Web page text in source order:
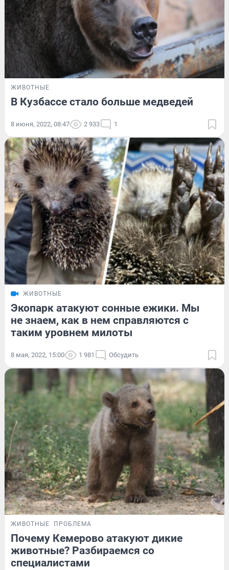
ЖИВОТНЫЕ
В Кузбассе стало больше медведей
8 июня, 2022, 08:47 2 933 1
ЖИВОТНЫЕ
Экопарк атакуют сонные ежики. Мы
не знаем, как в нем справляются с
таким уровнем милоты
8 мая, 2022, 15:00 1 981 Обсудить
ЖИВОТНЫЕ ПРОБЛЕМА
Почему Кемерово атакуют дикие
животные? Разбираемся со
специалистами